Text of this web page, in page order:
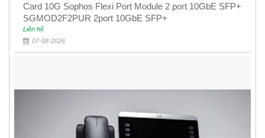
Card 10G Sophos Flexi Port Module 2 port 10GbE SFP+
SGMOD2F2PUR 2port 10GbE SFP+
Liên hệ
07-08-2026